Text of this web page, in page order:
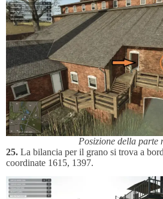
Posizione della parte
25. La bilancia per il grano si trova a
coordinate 1615, 1397.